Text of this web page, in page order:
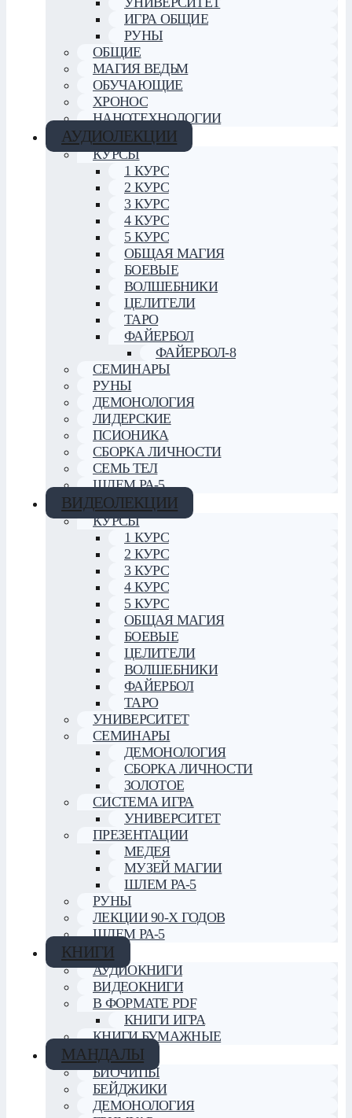
ИГРА ОБЩИЕ
РУНЫ
ОБЩИЕ
МАГИЯ ВЕДЬМ
ОБУЧАЮЩИЕ
ХРОНОС
НАНОТЕХНОЛОГИИ
АУДИОЛЕКЦИИ
КУРСЫ
1 КУРС
2 КУРС
3 КУРС
4 КУРС
5 КУРС
ОБЩАЯ МАГИЯ
БОЕВЫЕ
ВОЛШЕБНИКИ
ЦЕЛИТЕЛИ
ТАРО
ФАЙЕРБОЛ
ФАЙЕРБОЛ-8
СЕМИНАРЫ
РУНЫ
ДЕМОНОЛОГИЯ
ЛИДЕРСКИЕ
ПСИОНИКА
СБОРКА ЛИЧНОСТИ
СЕМЬ ТЕЛ
ШЛЕМ РА-5
ВИДЕОЛЕКЦИИ
КУРСЫ
1 КУРС
2 КУРС
3 КУРС
4 КУРС
5 КУРС
ОБЩАЯ МАГИЯ
БОЕВЫЕ
ЦЕЛИТЕЛИ
ВОЛШЕБНИКИ
ФАЙЕРБОЛ
ТАРО
УНИВЕРСИТЕТ
СЕМИНАРЫ
ДЕМОНОЛОГИЯ
СБОРКА ЛИЧНОСТИ
ЗОЛОТОЕ
СИСТЕМА ИГРА
УНИВЕРСИТЕТ
ПРЕЗЕНТАЦИИ
МЕДЕЯ
МУЗЕЙ МАГИИ
ШЛЕМ РА-5
РУНЫ
ЛЕКЦИИ 90-Х ГОДОВ
ШЛЕМ РА-5
КНИГИ
АУДИОКНИГИ
ВИДЕОКНИГИ
В ФОРМАТЕ PDF
КНИГИ ИГРА
КНИГИ БУМАЖНЫЕ
МАНДАЛЫ
БИОЧИПЫ
БЕЙДЖИКИ
ДЕМОНОЛОГИЯ